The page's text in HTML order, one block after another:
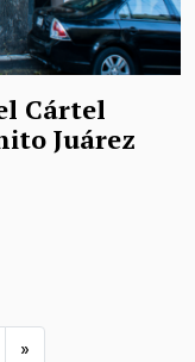
Cártel
Juárez
entradas
»